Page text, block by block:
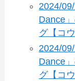
2024/
Dance
グ【コ
2024/
Dance
グ【コ